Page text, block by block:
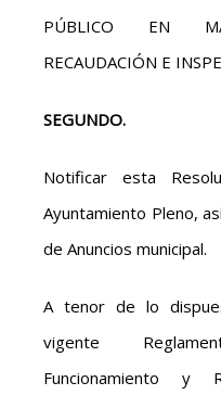
PÚBLICO EN
RECAUDACIÓN E
SEGUNDO.
Notificar esta
Ayuntamiento Pleno,
de Anuncios municipal.
A tenor de lo
vigente
Funcionamiento y